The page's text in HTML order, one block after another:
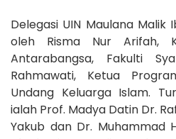
Delegasi UIN Maulana
oleh Risma Nur Arifah,
Antarabangsa, Fakulti
Rahmawati, Ketua
Undang Keluarga Islam.
ialah Prof. Madya Datin Dr.
Yakub dan Dr. Muhammad